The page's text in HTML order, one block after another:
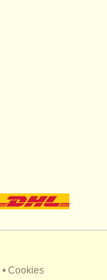
• Cookies